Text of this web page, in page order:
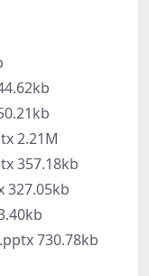
2.21M
357.18kb
327.05kb
730.78kb